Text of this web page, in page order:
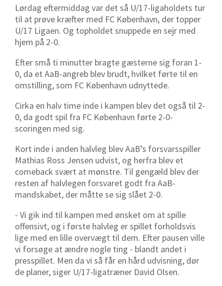
Lørdag eftermiddag var det så U/17-ligaholdets tur
til at prøve kræfter med FC København, der topper
U/17 Ligaen. Og topholdet snuppede en sejr med
hjem på 2-0.
Efter små ti minutter bragte gæsterne sig foran 1-
0, da et AaB-angreb blev brudt, hvilket førte til en
omstilling, som FC København udnyttede.
Cirka en halv time inde i kampen blev det også til 2-
0, da godt spil fra FC København førte 2-0-
scoringen med sig.
Kort inde i anden halvleg blev AaB’s forsvarsspiller
Mathias Ross Jensen udvist, og herfra blev et
comeback svært at mønstre. Til gengæld blev der
resten af halvlegen forsvaret godt fra AaB-
mandskabet, der måtte se sig slået 2-0.
- Vi gik ind til kampen med ønsket om at spille
offensivt, og i første halvleg er spillet forholdsvis
lige med en lille overvægt til dem. Efter pausen ville
vi forsøge at ændre nogle ting - blandt andet i
presspillet. Men da vi så får en hård udvisning, dør
de planer, siger U/17-ligatræner David Olsen.